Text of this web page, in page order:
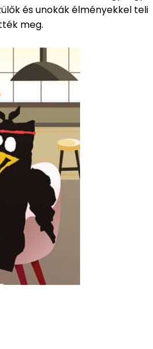
és unokák élményekkel teli
meg.